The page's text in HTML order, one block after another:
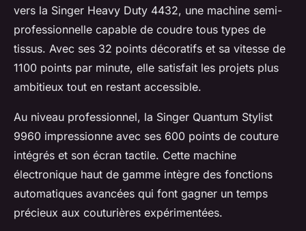
vers la Singer Heavy Duty 4432, une machine semi-
professionnelle capable de coudre tous types de
tissus. Avec ses 32 points décoratifs et sa vitesse de
1100 points par minute, elle satisfait les projets plus
ambitieux tout en restant accessible.
Au niveau professionnel, la Singer Quantum Stylist
9960 impressionne avec ses 600 points de couture
intégrés et son écran tactile. Cette machine
électronique haut de gamme intègre des fonctions
automatiques avancées qui font gagner un temps
précieux aux couturières expérimentées.